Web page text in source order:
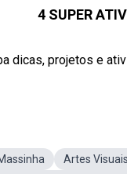
4 SUPER
dicas, projetos e
Artes